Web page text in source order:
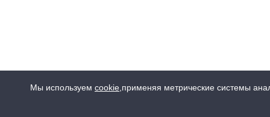
Мы используем cookie применяя метрические системы